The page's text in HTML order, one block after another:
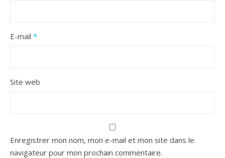
E-mail *
Site web
Enregistrer mon nom, mon e-mail et mon site dans le
navigateur pour mon prochain commentaire.